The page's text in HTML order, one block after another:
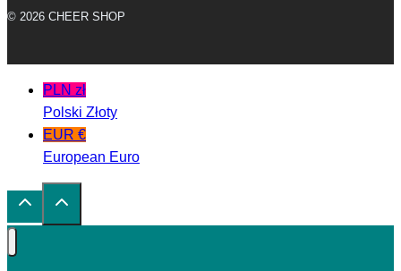
© 2026 CHEER SHOP
PLN zł
Polski Złoty
EUR €
European Euro